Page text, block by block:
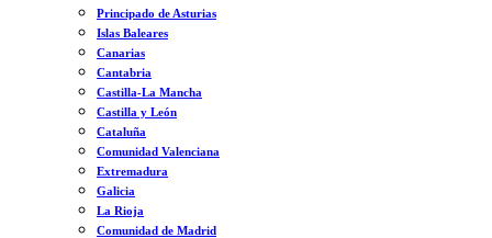
Principado de Asturias
Islas Baleares
Canarias
Cantabria
Castilla-La Mancha
Castilla y León
Cataluña
Comunidad Valenciana
Extremadura
Galicia
La Rioja
Comunidad de Madrid